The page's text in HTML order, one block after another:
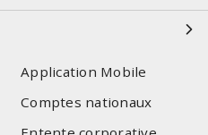
Application Mobile
Comptes nationaux